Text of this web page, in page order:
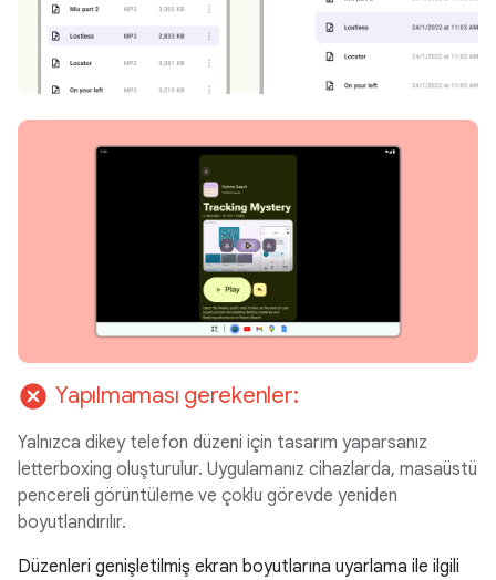
cancel Yapılmaması gerekenler:
Yalnızca dikey telefon düzeni için tasarım yaparsanız
letterboxing oluşturulur. Uygulamanız cihazlarda, masaüstü
pencereli görüntüleme ve çoklu görevde yeniden
boyutlandırılır.
Düzenleri genişletilmiş ekran boyutlarına uyarlama ile ilgili